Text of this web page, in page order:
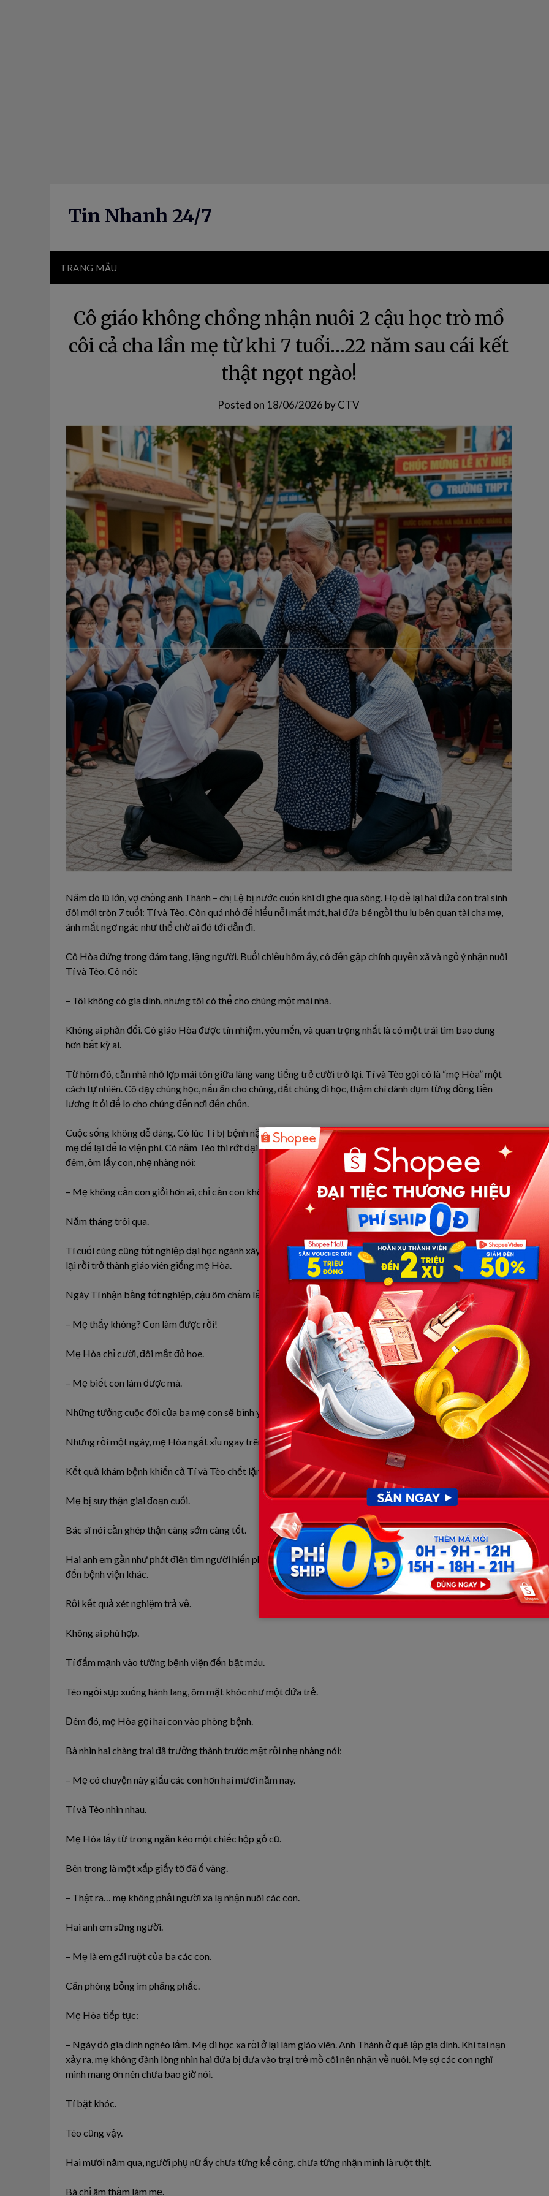
Tin Nhanh 24/7
TRANG MẪU
Cô giáo không chồng nhận nuôi 2 cậu học trò mồ
côi cả cha lần mẹ từ khi 7 tuổi…22 năm sau cái kết
thật ngọt ngào!
Posted on 18/06/2026 byCTV
Năm đó lũ lớn, vợ chồng anh Thành – chị Lệ bị nước cuốn khi đi ghe qua sông. Họ để lại hai đứa con trai sinh
đôi mới tròn 7 tuổi: Tí và Tèo. Còn quá nhỏ để hiểu nỗi mất mát, hai đứa bé ngồi thu lu bên quan tài cha mẹ,
ánh mắt ngơ ngác như thể chờ ai đó tới dẫn đi.
Cô Hòa đứng trong đám tang, lặng người. Buổi chiều hôm ấy, cô đến gặp chính quyền xã và ngỏ ý nhận nuôi
Tí và Tèo. Cô nói:
– Tôi không có gia đình, nhưng tôi có thể cho chúng một mái nhà.
Không ai phản đối. Cô giáo Hòa được tín nhiệm, yêu mến, và quan trọng nhất là có một trái tim bao dung
hơn bất kỳ ai.
Từ hôm đó, căn nhà nhỏ lợp mái tôn giữa làng vang tiếng trẻ cười trở lại. Tí và Tèo gọi cô là “mẹ Hòa” một
cách tự nhiên. Cô dạy chúng học, nấu ăn cho chúng, dắt chúng đi học, thậm chí dành dụm từng đồng tiền
lương ít ỏi để lo cho chúng đến nơi đến chốn.
Cuộc sống không dễ dàng. Có lúc Tí bị bệnh nặng, phải đưa lên bệnh viện huyện. Cô phải bán đôi bông tai
mẹ để lại để lo viện phí. Có năm Tèo thi rớt đại học, buồn bã định bỏ cuộc, chính cô là người ngồi bên suốt
đêm, ôm lấy con, nhẹ nhàng nói:
– Mẹ không cần con giỏi hơn ai, chỉ cần con không bỏ cuộc.
Năm tháng trôi qua.
Tí cuối cùng cũng tốt nghiệp đại học ngành xây dựng. Tèo sau lần thi trượt năm ấy cũng không bỏ cuộc, học
lại rồi trở thành giáo viên giống mẹ Hòa.
Ngày Tí nhận bằng tốt nghiệp, cậu ôm chầm lấy mẹ Hòa giữa sân trường.
– Mẹ thấy không? Con làm được rồi!
Mẹ Hòa chỉ cười, đôi mắt đỏ hoe.
– Mẹ biết con làm được mà.
Những tưởng cuộc đời của ba mẹ con sẽ bình yên như thế mãi.
Nhưng rồi một ngày, mẹ Hòa ngất xỉu ngay trên bục giảng.
Kết quả khám bệnh khiến cả Tí và Tèo chết lặng.
Mẹ bị suy thận giai đoạn cuối.
Bác sĩ nói cần ghép thận càng sớm càng tốt.
Hai anh em gần như phát điên tìm người hiến phù hợp. Họ đăng tin khắp nơi, đưa mẹ đi hết bệnh viện này
đến bệnh viện khác.
Rồi kết quả xét nghiệm trả về.
Không ai phù hợp.
Tí đấm mạnh vào tường bệnh viện đến bật máu.
Tèo ngồi sụp xuống hành lang, ôm mặt khóc như một đứa trẻ.
Đêm đó, mẹ Hòa gọi hai con vào phòng bệnh.
Bà nhìn hai chàng trai đã trưởng thành trước mặt rồi nhẹ nhàng nói:
– Mẹ có chuyện này giấu các con hơn hai mươi năm nay.
Tí và Tèo nhìn nhau.
Mẹ Hòa lấy từ trong ngăn kéo một chiếc hộp gỗ cũ.
Bên trong là một xấp giấy tờ đã ố vàng.
– Thật ra… mẹ không phải người xa lạ nhận nuôi các con.
Hai anh em sững người.
– Mẹ là em gái ruột của ba các con.
Căn phòng bỗng im phăng phắc.
Mẹ Hòa tiếp tục:
– Ngày đó gia đình nghèo lắm. Mẹ đi học xa rồi ở lại làm giáo viên. Anh Thành ở quê lập gia đình. Khi tai nạn
xảy ra, mẹ không đành lòng nhìn hai đứa bị đưa vào trại trẻ mồ côi nên nhận về nuôi. Mẹ sợ các con nghĩ
mình mang ơn nên chưa bao giờ nói.
Tí bật khóc.
Tèo cũng vậy.
Hai mươi năm qua, người phụ nữ ấy chưa từng kể công, chưa từng nhận mình là ruột thịt.
Bà chỉ âm thầm làm mẹ.